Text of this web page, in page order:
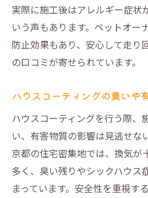
実際に施工後はアレルギー症状
いう声もあります。ペットオー
防止効果もあり、安心して走り
の口コミが寄せられています。
ハウスコーティングの臭いや
ハウスコーティングを行う際、
い、有害物質の影響は見逃せな
京都の住宅密集地では、換気が
多く、臭い残りやシックハウス
まっています。安全性を重視す